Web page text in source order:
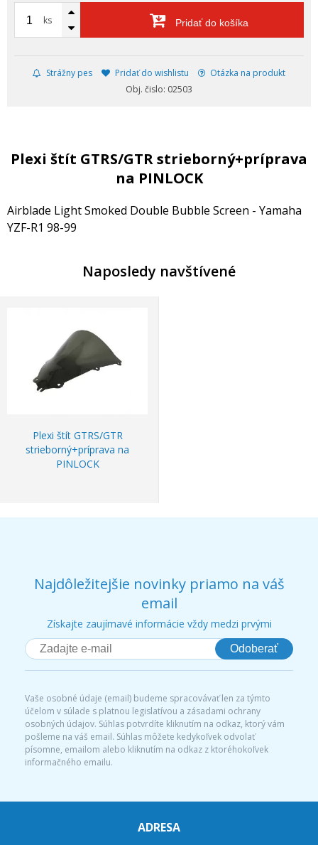
ks Pridať do košíka
Strážny pes Pridať do wishlistu
Otázka na produkt
Obj. čislo: 02503
Plexi štít GTRS/GTR strieborný+príprava
na PINLOCK
Airblade Light Smoked Double Bubble Screen - Yamaha
YZF-R1 98-99
Naposledy navštívené
Plexi štít GTRS/GTR
strieborný+príprava na
PINLOCK
Najdôležitejšie novinky priamo na váš
email
Získajte zaujímavé informácie vždy medzi prvými
Odoberať
Vaše osobné údaje (email) budeme spracovávať len za týmto
účelom v súlade s platnou legislatívou a zásadami ochrany
osobných údajov. Súhlas potvrdíte kliknutím na odkaz, ktorý vám
pošleme na váš email. Súhlas môžete kedykoľvek odvolať
písomne, emailom alebo kliknutím na odkaz z ktoréhokoľvek
informačného emailu.
ADRESA